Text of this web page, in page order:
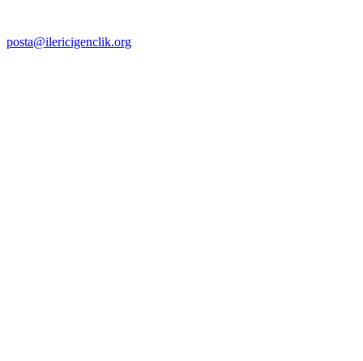
posta@ilericigenclik.org